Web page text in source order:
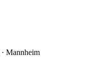
· Mannheim